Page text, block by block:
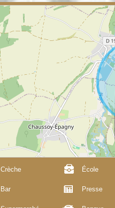
Crèche École
Bar Presse